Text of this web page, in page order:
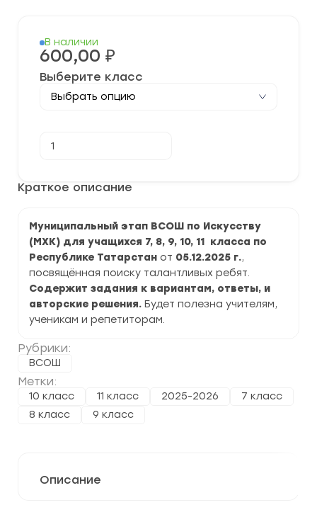
Краткое описание
Муниципальный этап ВСОШ по Искусству
(МХК) для учащихся 7, 8, 9, 10, 11 класса по
Республике Татарстан от 05.12.2025 г.,
посвящённая поиску талантливых ребят.
Содержит задания к вариантам, ответы, и
авторские решения. Будет полезна учителям,
ученикам и репетиторам.
Рубрики:
ВСОШ
Метки:
10 класс 11 класс 2025-2026
7 класс
8 класс
9 класс
В наличии
600,00 ₽
Выберите класс
товара
этап
ВСОШ
(МХК)
2025-
2026
г.
по
Республике
Татарстан
Описание